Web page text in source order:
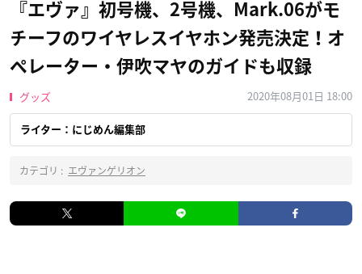
『エヴァ』初号機、2号機、Mark.06がモ
チーフのワイヤレスイヤホン発売決定！オ
ペレーター・伊吹マヤのガイドも収録
グッズ 2020年08月01日 18:00
ライター：にじめん編集部
カテゴリ : エヴァンゲリオン